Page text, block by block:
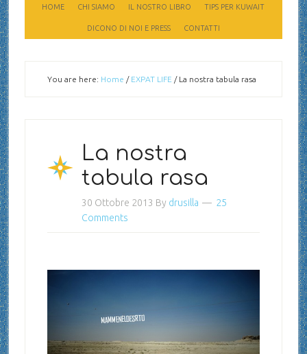
HOME CHI SIAMO IL NOSTRO LIBRO TIPS PER KUWAIT
DICONO DI NOI E PRESS CONTATTI
You are here: Home / EXPAT LIFE /La nostra tabula rasa
La nostra
tabula rasa
30 Ottobre 2013 By drusilla
25
Comments